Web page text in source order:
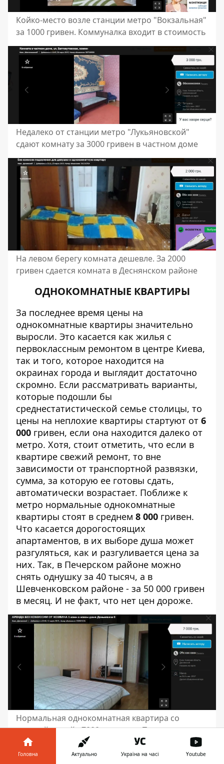
Койко-место возле станции метро "Вокзальная"
за 1000 гривен. Коммуналка входит в стоимость
Недалеко от станции метро "Лукьяновской"
сдают комнату за 3000 гривен в частном доме
На левом берегу комната дешевле. За 2000
гривен сдается комната в Деснянском районе
ОДНОКОМНАТНЫЕ КВАРТИРЫ
За последнее время цены на
однокомнатные квартиры значительно
выросли. Это касается как жилья с
первоклассным ремонтом в центре Киева,
так и того, которое находится на
окраинах города и выглядит достаточно
скромно. Если рассматривать варианты,
которые подошли бы
среднестатистической семье столицы, то
цены на неплохие квартиры стартуют от 6
000 гривен, если она находится далеко от
метро. Хотя, стоит отметить, что если в
квартире свежий ремонт, то вне
зависимости от транспортной развязки,
сумма, за которую ее готовы сдать,
автоматически возрастает. Поближе к
метро нормальные однокомнатные
квартиры стоят в среднем 8 000 гривен.
Что касается дорогостоящих
апартаментов, в их выборе душа может
разгуляться, как и разгуливается цена за
них. Так, в Печерском районе можно
снять однушку за 40 тысяч, а в
Шевченковском районе - за 50 000 гривен
в месяц. И не факт, что нет цен дороже.
Нормальная однокомнатная квартира со
средней ценой - 7000 гривен на Троещине
Головна Актуально Україна на часі Youtube